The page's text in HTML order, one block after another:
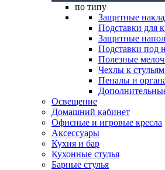
по типу
Защитные
Подставки для
Защитные
Подставки под
Полезные
Чехлы к
Пеналы и
Освещение
Домашний кабинет
Офисные и игровые кресла
Аксессуары
Кухня и бар
Кухонные стулья
Барные стулья